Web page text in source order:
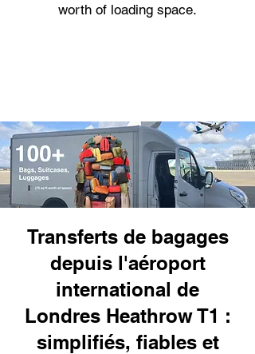
worth of loading space.
Transferts de bagages
depuis l'aéroport
international de
Londres Heathrow T1 :
simplifiés, fiables et